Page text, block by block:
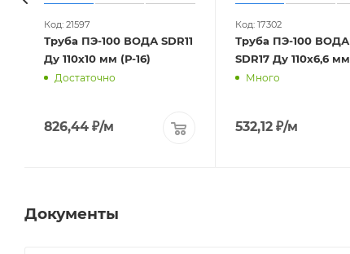
Код: 21597
Труба ПЭ-100 ВОДА SDR11
Ду 110х10 мм (Р-16)
Достаточно
826,44 ₽/м
Код: 17302
Труба ПЭ-100 ВОДА
Много
532,12₽/м
Документы